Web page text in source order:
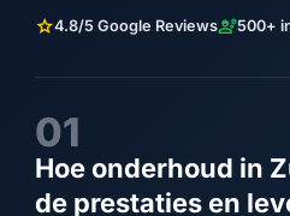
star4.8/5 Google Reviewsengineering500+
01
Hoe onderhoud in
de prestaties en